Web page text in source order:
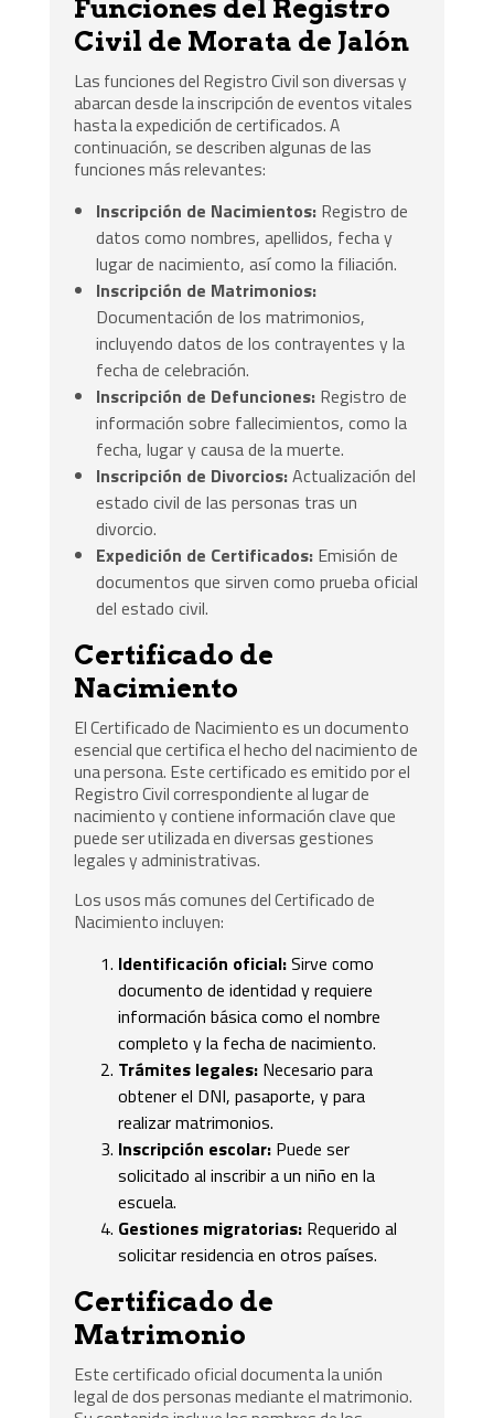
Funciones del Registro
Civil de Morata de Jalón
Las funciones del Registro Civil son diversas y
abarcan desde la inscripción de eventos vitales
hasta la expedición de certificados. A
continuación, se describen algunas de las
funciones más relevantes:
Inscripción de Nacimientos: Registro de
datos como nombres, apellidos, fecha y
lugar de nacimiento, así como la filiación.
Inscripción de Matrimonios:
Documentación de los matrimonios,
incluyendo datos de los contrayentes y la
fecha de celebración.
Inscripción de Defunciones: Registro de
información sobre fallecimientos, como la
fecha, lugar y causa de la muerte.
Inscripción de Divorcios:Actualización del
estado civil de las personas tras un
divorcio.
Expedición de Certificados: Emisión de
documentos que sirven como prueba oficial
del estado civil.
Certificado de
Nacimiento
El Certificado de Nacimiento es un documento
esencial que certifica el hecho del nacimiento de
una persona. Este certificado es emitido por el
Registro Civil correspondiente al lugar de
nacimiento y contiene información clave que
puede ser utilizada en diversas gestiones
legales y administrativas.
Los usos más comunes del Certificado de
Nacimiento incluyen:
Identificación oficial:Sirve como
documento de identidad y requiere
información básica como el nombre
completo y la fecha de nacimiento.
Trámites legales: Necesario para
obtener el DNI, pasaporte, y para
realizar matrimonios.
Inscripción escolar: Puede ser
solicitado al inscribir a un niño en la
escuela.
Gestiones migratorias: Requerido al
solicitar residencia en otros países.
Certificado de
Matrimonio
Este certificado oficial documenta la unión
legal de dos personas mediante el matrimonio.